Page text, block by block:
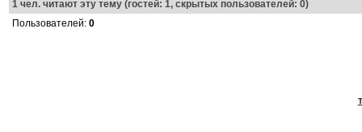
1чел. читают эту тему (гостей: 1, скрытых пользователей: 0)
Пользователей: 0